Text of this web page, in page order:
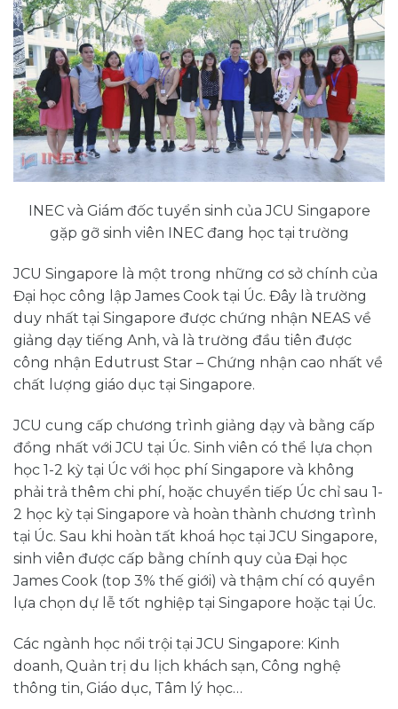
INEC và Giám đốc tuyển sinh của JCU Singapore
gặp gỡ sinh viên INEC đang học tại trường
JCU Singapore là một trong những cơ sở chính của
Đại học công lập James Cook tại Úc. Đây là trường
duy nhất tại Singapore được chứng nhận NEAS về
giảng dạy tiếng Anh, và là trường đầu tiên được
công nhận Edutrust Star – Chứng nhận cao nhất về
chất lượng giáo dục tại Singapore.
JCU cung cấp chương trình giảng dạy và bằng cấp
đồng nhất với JCU tại Úc. Sinh viên có thể lựa chọn
học 1-2 kỳ tại Úc với học phí Singapore và không
phải trả thêm chi phí, hoặc chuyển tiếp Úc chỉ sau 1-
2 học kỳ tại Singapore và hoàn thành chương trình
tại Úc. Sau khi hoàn tất khoá học tại JCU Singapore,
sinh viên được cấp bằng chính quy của Đại học
James Cook (top 3% thế giới) và thậm chí có quyền
lựa chọn dự lễ tốt nghiệp tại Singapore hoặc tại Úc.
Các ngành học nổi trội tại JCU Singapore: Kinh
doanh, Quản trị du lịch khách sạn, Công nghệ
thông tin, Giáo dục, Tâm lý học…